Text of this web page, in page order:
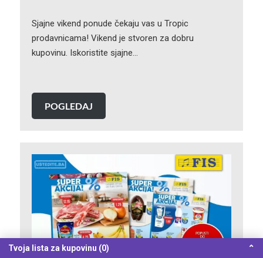
Sjajne vikend ponude čekaju vas u Tropic
prodavnicama! Vikend je stvoren za dobru
kupovinu. Iskoristite sjajne…
POGLEDAJ
Tvoja lista za kupovinu (0) ⌃